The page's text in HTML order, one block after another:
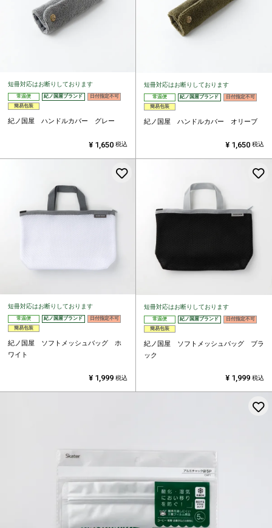
短冊対応はお断りしております
常温便 紀ノ国屋ブランド
日付指定不可
簡易包装
紀ノ国屋 ハンドルカバー グレー
¥ 1,650 税込
短冊対応はお断りしております
常温便 紀ノ国屋ブランド
日付指定不可
簡易包装
紀ノ国屋 ハンドルカバー オリーブ
¥ 1,650 税込
短冊対応はお断りしております
常温便 紀ノ国屋ブランド
日付指定不可
簡易包装
紀ノ国屋 ソフトメッシュバッグ ホ
ワイト
¥ 1,999 税込
短冊対応はお断りしております
常温便 紀ノ国屋ブランド
日付指定不可
簡易包装
紀ノ国屋 ソフトメッシュバッグ ブラ
ック
¥ 1,999 税込